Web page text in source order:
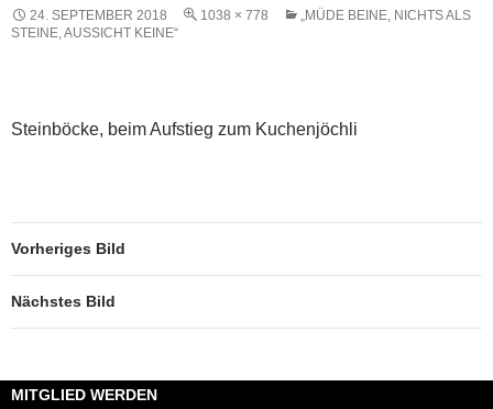
24. SEPTEMBER 2018 1038 × 778
„MÜDE BEINE, NICHTS ALS
STEINE, AUSSICHT KEINE“
Steinböcke, beim Aufstieg zum Kuchenjöchli
Vorheriges Bild
Nächstes Bild
MITGLIED WERDEN